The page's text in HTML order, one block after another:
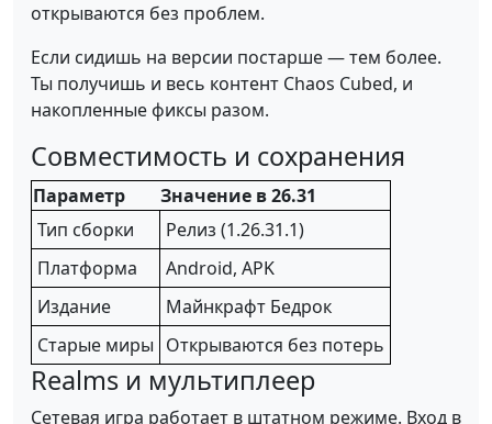
открываются без проблем.
Если сидишь на версии постарше — тем более.
Ты получишь и весь контент Chaos Cubed, и
накопленные фиксы разом.
Совместимость и сохранения
Параметр
Значение в 26.31
Тип сборки
Релиз (1.26.31.1)
Платформа
Android, APK
Издание
Майнкрафт Бедрок
Старые миры Открываются без потерь
Realms и мультиплеер
Сетевая игра работает в штатном режиме. Вход в